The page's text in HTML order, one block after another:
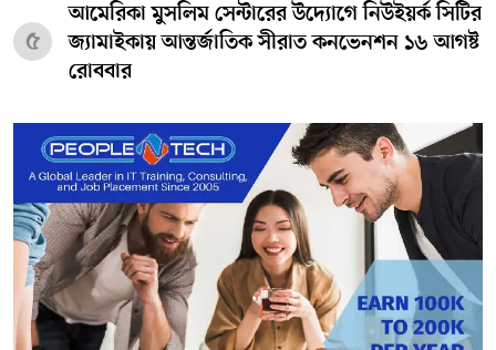
৫
আমেরিকা মুসলিম সেন্টারের উদ্যোগে নিউইয়র্ক সিটির
জ্যামাইকায় আন্তর্জাতিক সীরাত কনভেনশন ১৬ আগষ্ট
রোববার